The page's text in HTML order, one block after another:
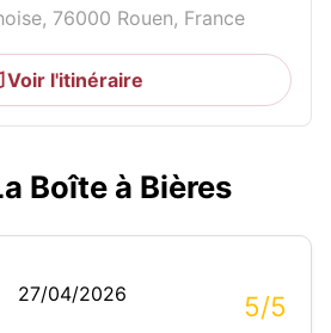
76000 Rouen, France
Voir l'itinéraire
Boîte à Bières
27/04/2026 5/5